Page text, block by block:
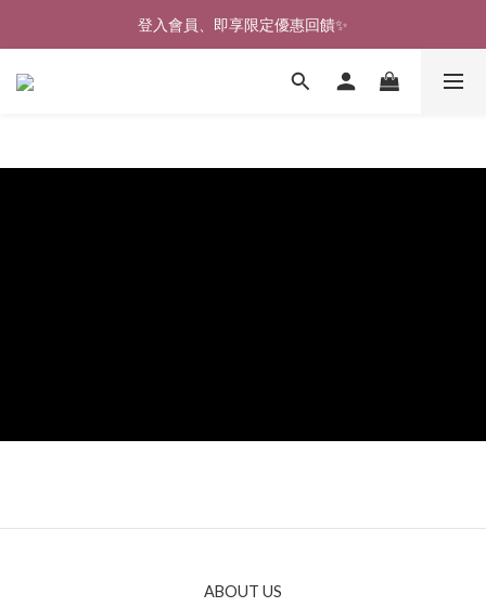
🎉新北淡水實體門市🤗歡迎蒞臨試穿🎉
登入會員、即享限定優惠回饋✨
🎉新北淡水實體門市🤗歡迎蒞臨試穿🎉
ABOUT US